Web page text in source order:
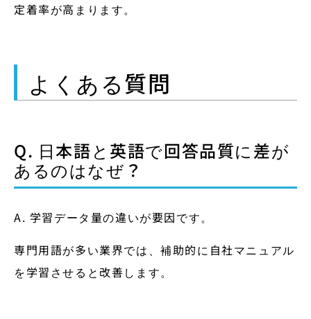
定着率が高まります。
よくある質問
Q. 日本語と英語で回答品質に差が
あるのはなぜ？
A. 学習データ量の違いが要因です。
専門用語が多い業界では、補助的に自社マニュアル
を学習させると改善します。